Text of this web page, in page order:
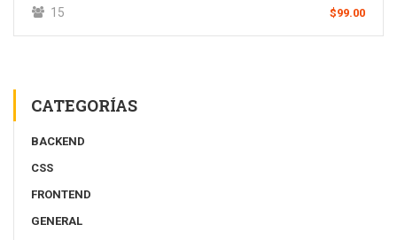
15 $99.00
CATEGORÍAS
BACKEND
CSS
FRONTEND
GENERAL